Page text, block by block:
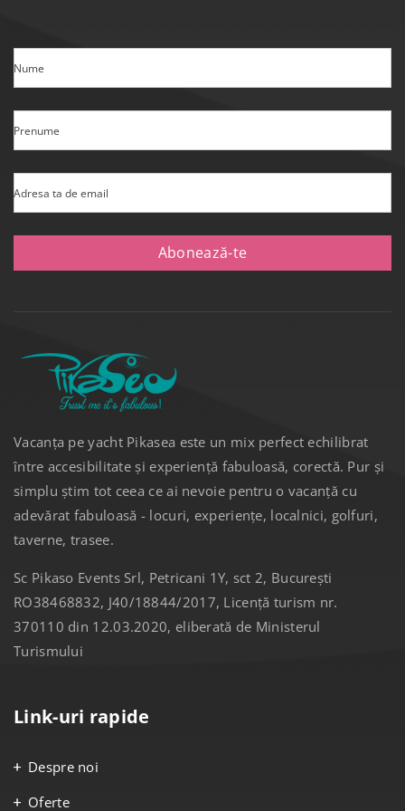
Nume
Prenume
Adresa ta de email
Abonează-te
Vacanța pe yacht Pikasea este un mix perfect echilibrat
între accesibilitate și experiență fabuloasă, corectă. Pur și
simplu știm tot ceea ce ai nevoie pentru o vacanță cu
adevărat fabuloasă - locuri, experiențe, localnici, golfuri,
taverne, trasee.
Sc Pikaso Events Srl, Petricani 1Y, sct 2, București
RO38468832, J40/18844/2017, Licență turism nr.
370110 din 12.03.2020, eliberată de Ministerul
Turismului
Link-uri rapide
Despre noi
Oferte